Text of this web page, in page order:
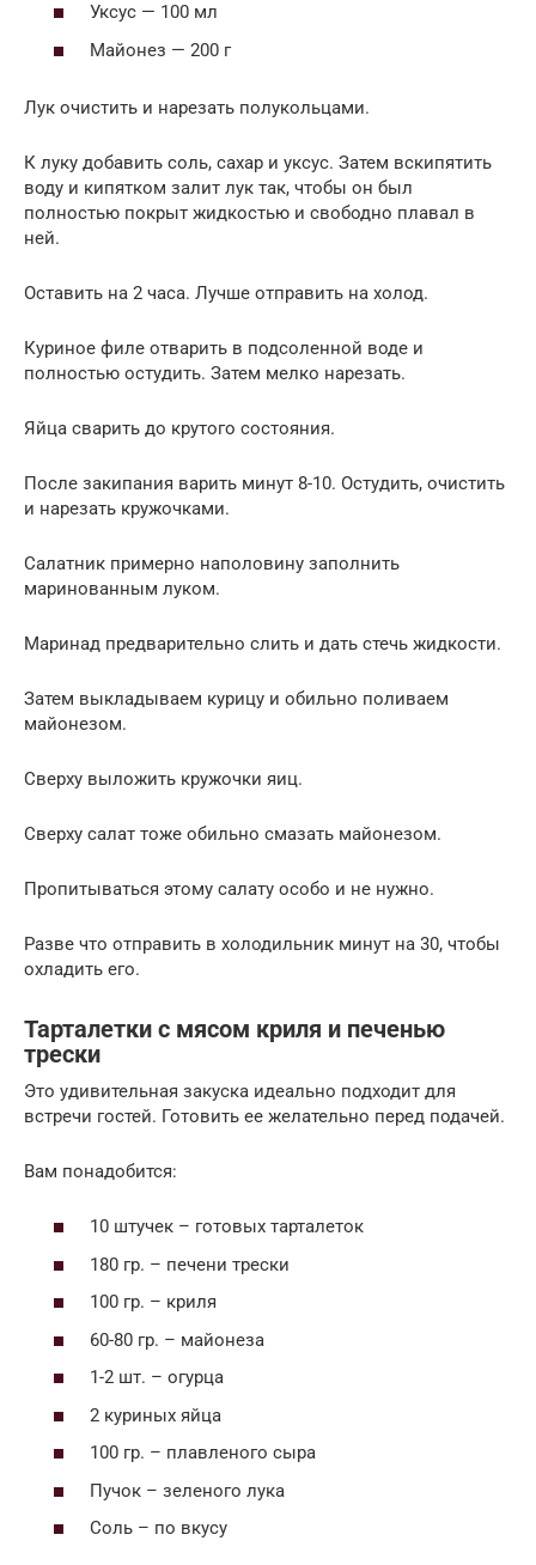
Уксус — 100 мл
Майонез — 200 г
Лук очистить и нарезать полукольцами.
К луку добавить соль, сахар и уксус. Затем вскипятить
воду и кипятком залит лук так, чтобы он был
полностью покрыт жидкостью и свободно плавал в
ней.
Оставить на 2 часа. Лучше отправить на холод.
Куриное филе отварить в подсоленной воде и
полностью остудить. Затем мелко нарезать.
Яйца сварить до крутого состояния.
После закипания варить минут 8-10. Остудить, очистить
и нарезать кружочками.
Салатник примерно наполовину заполнить
маринованным луком.
Маринад предварительно слить и дать стечь жидкости.
Затем выкладываем курицу и обильно поливаем
майонезом.
Сверху выложить кружочки яиц.
Сверху салат тоже обильно смазать майонезом.
Пропитываться этому салату особо и не нужно.
Разве что отправить в холодильник минут на 30, чтобы
охладить его.
Тарталетки с мясом криля и печенью
трески
Это удивительная закуска идеально подходит для
встречи гостей. Готовить ее желательно перед подачей.
Вам понадобится:
10 штучек – готовых тарталеток
180 гр. – печени трески
100 гр. – криля
60-80 гр. – майонеза
1-2 шт. – огурца
2 куриных яйца
100 гр. – плавленого сыра
Пучок – зеленого лука
Соль – по вкусу